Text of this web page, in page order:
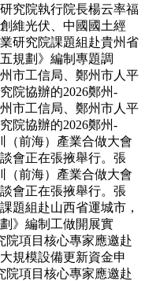
究院執行院長楊云率福
維光伏、中國國土經
研究院課題組赴貴州省
規劃》編制專題調
市工信局、鄭州市人平
院協辦的2026鄭州-
市工信局、鄭州市人平
院協辦的2026鄭州-
（前海）產業合做大會
會正在張掖舉行。張
（前海）產業合做大會
會正在張掖舉行。張
題組赴山西省運城市，
》編制工做開展實
院項目核心專家應邀赴
規模設備更新資金申
院項目核心專家應邀赴